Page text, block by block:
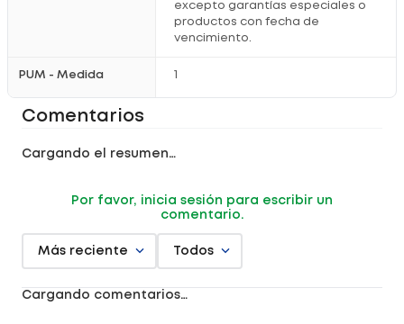
excepto garantías especiales o
productos con fecha de
vencimiento.
PUM - Medida
Comentarios
Cargando el resumen…
Por favor, inicia sesión para escribir un
comentario.
Más reciente Todos
Cargando comentarios…